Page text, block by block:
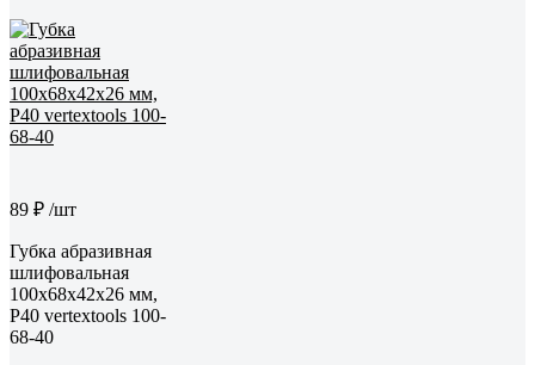
89 ₽ /шт
Губка абразивная
шлифовальная
100x68x42x26 мм,
P40 vertextools 100-
68-40